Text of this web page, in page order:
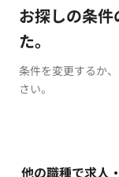
お探しの条
た。
条件を変更するか
さい。
他の職種で求人